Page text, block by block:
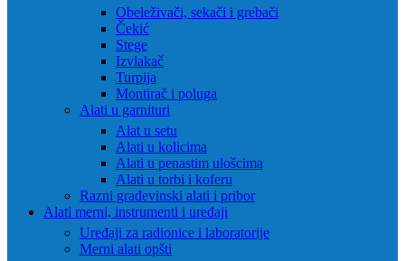
Obeleživači, sekači i grebači
Čekić
Stege
Izvlakač
Turpija
Montirač i poluga
Alati u garnituri
Alat u setu
Alati u kolicima
Alati u penastim ulošcima
Alati u torbi i koferu
Razni građevinski alati i pribor
Alati merni, instrumenti i uređaji
Uređaji za radionice i laboratorije
Merni alati opšti